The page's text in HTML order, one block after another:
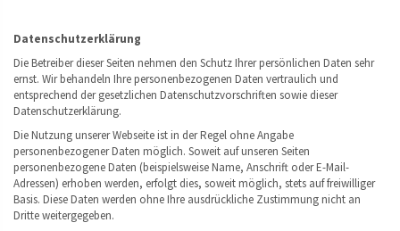
Datenschutzerklärung
Die Betreiber dieser Seiten nehmen den Schutz Ihrer persönlichen Daten sehr
ernst. Wir behandeln Ihre personenbezogenen Daten vertraulich und
entsprechend der gesetzlichen Datenschutzvorschriften sowie dieser
Datenschutzerklärung.
Die Nutzung unserer Webseite ist in der Regel ohne Angabe
personenbezogener Daten möglich. Soweit auf unseren Seiten
personenbezogene Daten (beispielsweise Name, Anschrift oder E-Mail-
Adressen) erhoben werden, erfolgt dies, soweit möglich, stets auf freiwilliger
Basis. Diese Daten werden ohne Ihre ausdrückliche Zustimmung nicht an
Dritte weitergegeben.